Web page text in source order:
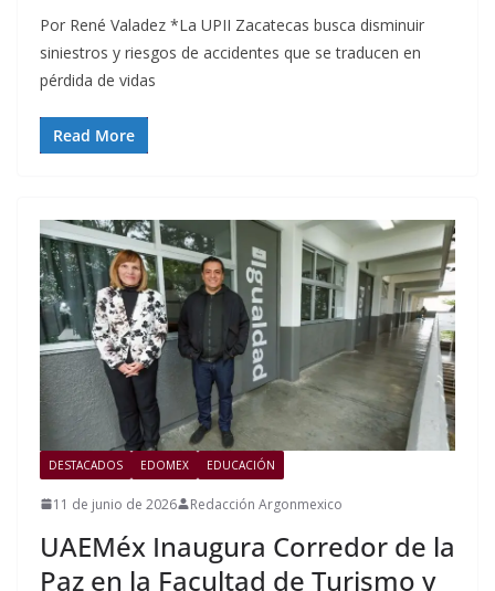
Por René Valadez *La UPII Zacatecas busca disminuir
siniestros y riesgos de accidentes que se traducen en
pérdida de vidas
Read More
DESTACADOS EDOMEX EDUCACIÓN
11 de junio de 2026 Redacción Argonmexico
UAEMéx Inaugura Corredor de la
Paz en la Facultad de Turismo y